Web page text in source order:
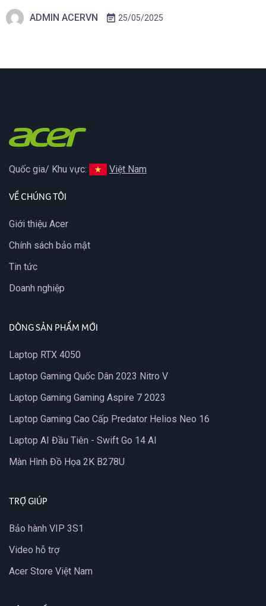
định vị thế của mình trong phân khúc Laptop Gaming tầm
ADMIN ACERVN 25/05/2025
Quốc gia/ Khu vực: Việt Nam
VỀ CHÚNG TÔI
Giới thiệu Acer
Chính sách bảo mật
Tin tức
Doanh nghiệp
DÒNG SẢN PHẨM MỚI
Laptop RTX 4050
Laptop Gaming Quốc Dân 2023 Nitro V
Laptop Gaming Gaming Aspire 7 2023
Laptop Gaming Cao Cấp Predator Helios Neo 16
Laptop AI Đầu Tiên - Swift Go 14 AI
Màn Hình Đồ Họa 2K B278U
TRỢ GIÚP
Bảo hành VIP 3S1
Video hỗ trợ
Acer Store Việt Nam